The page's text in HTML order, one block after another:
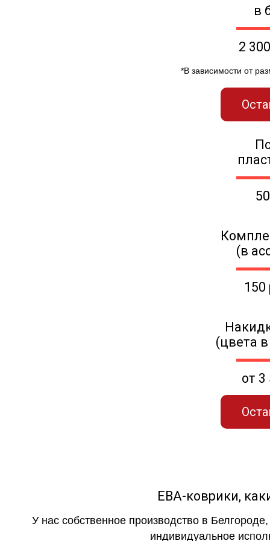
в
2
*В зависимости от
(в
(цвета
от 3
ЕВА-коврики,
У нас собственное производство в
индивидуальное